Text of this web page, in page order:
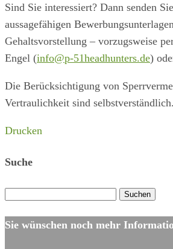
Sind Sie interessiert? Dann senden
aussagefähigen
Gehaltsvorstellung – vorzugsweise
Engel (info@p-51headhunters.de)
Die Berücksichtigung von
Vertraulichkeit sind selbstverständlich.
Drucken
Suche
Suchen
Sie wünschen noch mehr